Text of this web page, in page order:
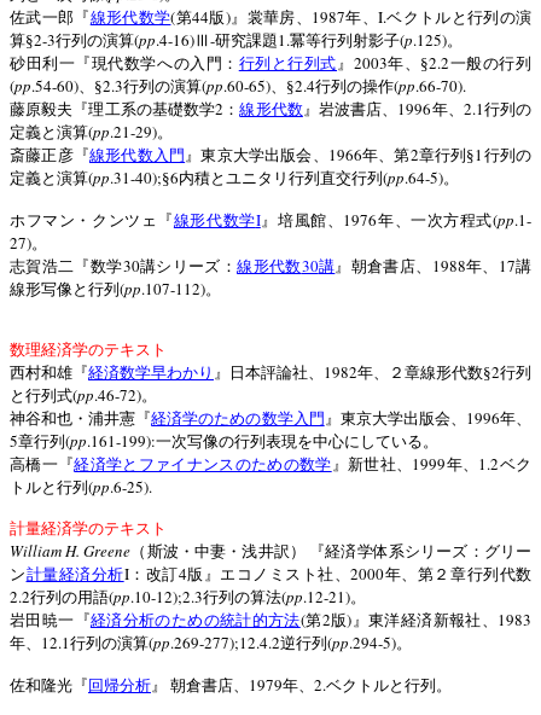
佐武一郎『線形代数学(第44版)』裳華房、 1987年、 I.ベクトルと行列の演
算§2-3行列の演算(pp.4-16)Ⅲ -研究課題1.冪等行列射影子(p.125)。
砂田利一『現代数学への入門： 行列と行列式』 2003年、§2.2一般の行列
(pp.54-60)、§2.3行列の演算(pp.60-65)、§2.4行列の操作(pp.66-70).
藤原毅夫『理工系の基礎数学2 ：線形代数』岩波書店、 1996年、 2.1行列の
定義と演算(pp.21-29)。
斎藤正彦『線形代数入門 』東京大学出版会、 1966年、第2章行列§1 行列の
定義と演算(pp.31-40);§6内積とユニタリ行列直交行列 (pp.64-5)。
ホフマン・クンツェ『線形代数学I』培風館、 1976年、一次方程式(pp.1-
27)。
志賀浩二『数学30講シリーズ：線形代数30講』朝倉書店、 1988年、 17講
線形写像と行列 (pp.107-112)。
数理経済学のテキスト
西村和雄『経済数学早わかり 』日本評論社、 1982年、２章線形代数§2行列
と行列式(pp.46-72)。
神谷和也・浦井憲『経済学のための数学入門 』東京大学出版会、 1996年、
5章行列 (pp.161-199):一次写像の行列表現を中心にしている。
高橋一『経済学とファイナンスのための数学』新世社、 1999年、 1.2ベク
トルと行列 (pp.6-25).
計量経済学のテキスト
William H. Greene （斯波・中妻・浅井訳）
『経済学体系シリーズ：グリー
ン計量経済分析I：改訂4版』エコノミスト社、2000年、第２章行列代数
2.2行列の用語(pp.10-12);2.3行列の算法(pp.12-21)。
岩田暁一『経済分析のための統計的方法(第2版)』東洋経済新報社、 1983
年、 12.1行列の演算(pp.269-277);12.4.2逆行列 (pp.294-5)。
佐和隆光『 回帰分析』 朝倉書店、 1979年、 2.ベクトルと行列。